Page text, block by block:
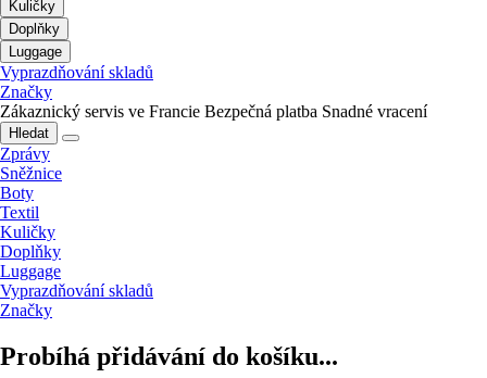
Kuličky
Doplňky
Luggage
Vyprazdňování skladů
Značky
Zákaznický servis ve Francie Bezpečná platba Snadné vracení
Hledat
Zprávy
Sněžnice
Boty
Textil
Kuličky
Doplňky
Luggage
Vyprazdňování skladů
Značky
Probíhá přidávání do košíku...